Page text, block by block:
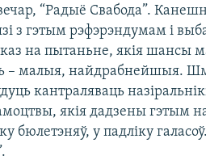
“Радыё Свабода”.
з гэтым рэфэрэндумам і
на пытаньне, якія
– малыя, найдрабнейшыя.
кантраляваць
якія дадзены гэтым
бюлетэняў, у падліку